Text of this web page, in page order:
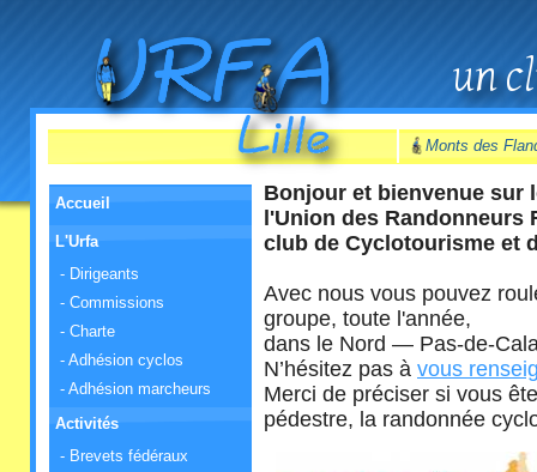
Monts des
Accueil
L'Urfa
- Dirigeants
- Commissions
- Charte
- Adhésion cyclos
- Adhésion marcheurs
Activités
- Brevets fédéraux
Bonjour et bienvenue sur
l'Union des Randonneurs
club de Cyclotourisme et
Avec nous vous pouvez
groupe, toute l'année,
dans le Nord — Pas-de-
N’hésitez pas à vous
Merci de préciser si vous
pédestre, la randonnée